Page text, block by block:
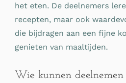
het eten. De deelnemers
recepten, maar ook
die bijdragen aan een fijne
genieten van maaltijden.
Wie kunnen